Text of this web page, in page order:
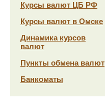
Курсы валют ЦБ РФ
Курсы валют в Омске
Динамика курсов
валют
Пункты обмена валют
Банкоматы